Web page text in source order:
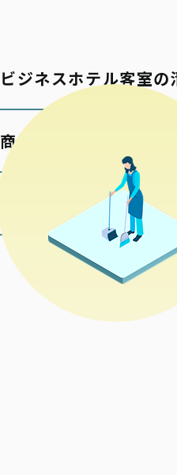
ビジネスホテル客室の
商業施設の清掃
公共施設の清掃